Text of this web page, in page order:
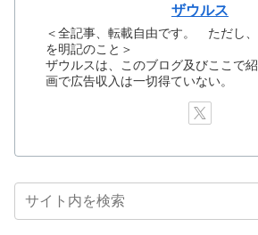
ザウルス
＜全記事、転載自由です。 ただし
を明記のこと＞
ザウルスは、このブログ及びここで
画で広告収入は一切得ていない。